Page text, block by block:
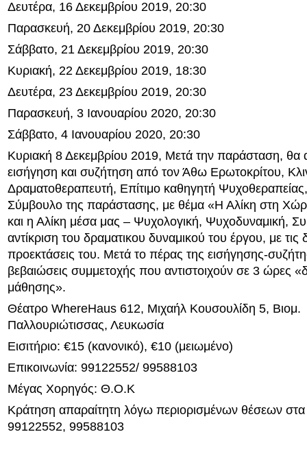
Δευτέρα, 16 Δεκεμβρίου 2019, 20:30
Παρασκευή, 20 Δεκεμβρίου 2019, 20:30
Σάββατο, 21 Δεκεμβρίου 2019, 20:30
Κυριακή, 22 Δεκεμβρίου 2019, 18:30
Δευτέρα, 23 Δεκεμβρίου 2019, 20:30
Παρασκευή, 3 Ιανουαρίου 2020, 20:30
Σάββατο, 4 Ιανουαρίου 2020, 20:30
Κυριακή 8 Δεκεμβρίου 2019, Μετά την παράσταση, θα
εισήγηση και συζήτηση από τον Άθω Ερωτοκρίτου,
Δραματοθεραπευτή, Επίτιμο καθηγητή
Σύμβουλο της παράστασης, με θέμα «Η Αλίκη στη
και η Αλίκη μέσα μας – Ψυχολογική, Ψυχοδυναμική,
αντίκριση του δραματικου δυναμικού του έργου, με τις
προεκτάσεις του. Μετά το πέρας της εισήγησης-
βεβαιώσεις συμμετοχής που αντιστοιχούν σε 3 ώρες
μάθησης».
Θέατρο WhereHaus 612, Μιχαήλ Κουσουλίδη 5, Βιομ.
Παλλουριώτισσας, Λευκωσία
Εισιτήριο: €15 (κανονικό), €10 (μειωμένο)
Επικοινωνία: 99122552/ 99588103
Μέγας Χορηγός: Θ.Ο.Κ
Κράτηση απαραίτητη λόγω περιορισμένων θέσεων
99122552, 99588103